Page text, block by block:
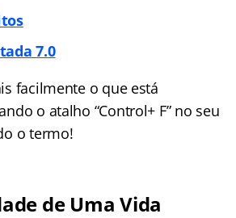
7.0
facilmente o que está
o atalho “Control+ F” no seu
o termo!
de Uma Vida